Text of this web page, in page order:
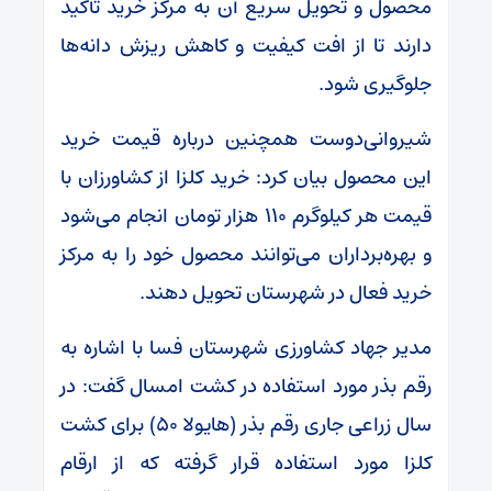
محصول و تحویل سریع آن به مرکز خرید تأکید
دارند تا از افت کیفیت و کاهش ریزش دانه‌ها
جلوگیری شود.
شیروانی‌دوست همچنین درباره قیمت خرید
این محصول بیان کرد: خرید کلزا از کشاورزان با
قیمت هر کیلوگرم ۱۱۰ هزار تومان انجام می‌شود
و بهره‌برداران می‌توانند محصول خود را به مرکز
خرید فعال در شهرستان تحویل دهند.
مدیر جهاد کشاورزی شهرستان فسا با اشاره به
رقم بذر مورد استفاده در کشت امسال گفت: در
سال زراعی جاری رقم بذر (هایولا ۵۰) برای کشت
کلزا مورد استفاده قرار گرفته که از ارقام